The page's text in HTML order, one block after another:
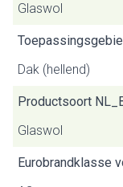
Glaswol
Dak (hellend)
Productsoort
Glaswol
Eurobrandklasse